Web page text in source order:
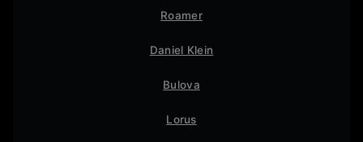
Roamer
Daniel Klein
Bulova
Lorus